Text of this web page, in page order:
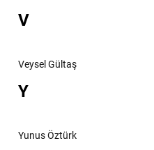
V
Veysel Gültaş
Y
Yunus Öztürk